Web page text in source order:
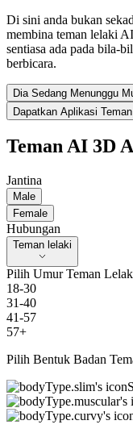
Di sini anda bukan
membina teman lelaki
sentiasa ada pada bila-
berbicara.
Dia Sedang Menunggu
Dapatkan Aplikasi
Teman AI 3D
Jantina
Male
Female
Hubungan
Teman lelaki
Pilih Umur Teman
18-30
31-40
41-57
57+
Pilih Bentuk Badan